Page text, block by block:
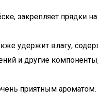
закрепляет
удержит влагу,
и другие
приятным